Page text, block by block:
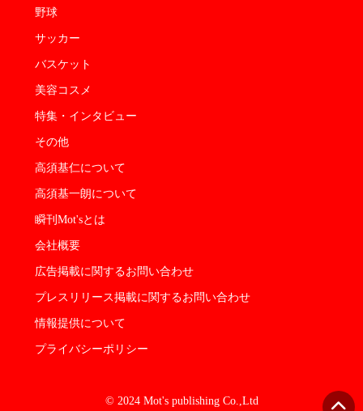
野球
サッカー
バスケット
美容コスメ
特集・インタビュー
その他
高須基仁について
高須基一朗について
瞬刊Mot'sとは
会社概要
広告掲載に関するお問い合わせ
プレスリリース掲載に関するお問い合わせ
情報提供について
プライバシーポリシー
© 2024 Mot's publishing Co.,Ltd